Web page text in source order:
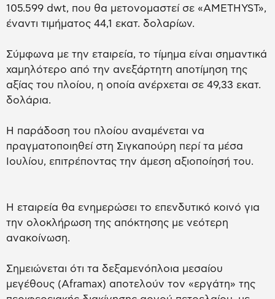
105.599 dwt, που θα μετονομαστεί σε «AMETHYST»,
έναντι τιμήματος 44,1 εκατ. δολαρίων.
Σύμφωνα με την εταιρεία, το τίμημα είναι σημαντικά
χαμηλότερο από την ανεξάρτητη αποτίμηση της
αξίας του πλοίου, η οποία ανέρχεται σε 49,33 εκατ.
δολάρια.
Η παράδοση του πλοίου αναμένεται να
πραγματοποιηθεί στη Σιγκαπούρη περί τα μέσα
Ιουλίου, επιτρέποντας την άμεση αξιοποίησή του.
Η εταιρεία θα ενημερώσει το επενδυτικό κοινό για
την ολοκλήρωση της απόκτησης με νεότερη
ανακοίνωση.
Σημειώνεται ότι τα δεξαμενόπλοια μεσαίου
μεγέθους (Aframax) αποτελούν τον «εργάτη» της